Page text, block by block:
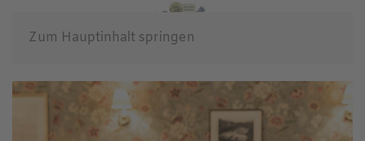
Zum Hauptinhalt springen